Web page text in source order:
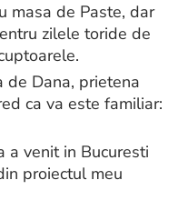
masa de Paste, dar
zilele toride de
Dana, prietena
ca va este familiar:
venit in Bucuresti
proiectul meu